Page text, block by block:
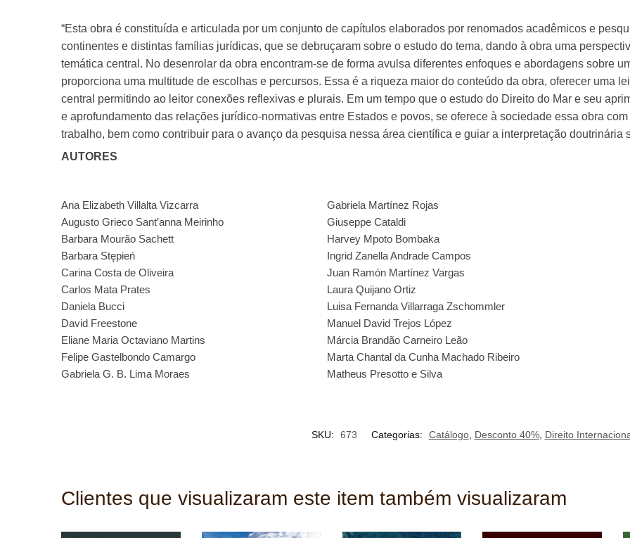
“Esta obra é constituída e articulada por um conjunto de capítulos elaborados por renomados acadêmicos e
continentes e distintas famílias jurídicas, que se debruçaram sobre o estudo do tema, dando à obra uma
temática central. No desenrolar da obra encontram-se de forma avulsa diferentes enfoques e abordagens sobre
proporciona uma multitude de escolhas e percursos. Essa é a riqueza maior do conteúdo da obra, oferecer uma
central permitindo ao leitor conexões reflexivas e plurais. Em um tempo que o estudo do Direito do Mar e seu
e aprofundamento das relações jurídico-normativas entre Estados e povos, se oferece à sociedade essa obra
trabalho, bem como contribuir para o avanço da pesquisa nessa área científica e guiar a interpretação doutrinária
AUTORES
Ana Elizabeth Villalta Vizcarra
Augusto Grieco Sant’anna Meirinho
Barbara Mourão Sachett
Barbara Stępień
Carina Costa de Oliveira
Carlos Mata Prates
Daniela Bucci
David Freestone
Eliane Maria Octaviano Martins
Felipe Gastelbondo Camargo
Gabriela G. B. Lima Moraes
Gabriela Martínez Rojas
Giuseppe Cataldi
Harvey Mpoto Bombaka
Ingrid Zanella Andrade Campos
Juan Ramón Martínez Vargas
Laura Quijano Ortiz
Luisa Fernanda Villarraga Zschommler
Manuel David Trejos López
Márcia Brandão Carneiro Leão
Marta Chantal da Cunha Machado Ribeiro
Matheus Presotto e Silva
SKU: 673 Categorias: Catálogo, Desconto 40%, Direito
Clientes que visualizaram este item também visualizaram